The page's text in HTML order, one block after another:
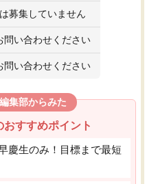
募集していません
問い合わせください
問い合わせください
集部からみた
すすめポイント
慶生のみ！目標まで最短